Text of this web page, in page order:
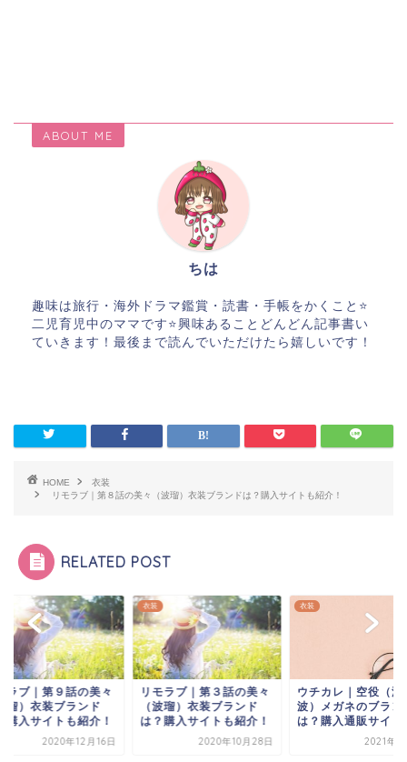
ABOUT ME
ちは
趣味は旅行・海外ドラマ鑑賞・読書・手帳をかくこと⭐️
二児育児中のママです⭐️興味あることどんどん記事書い
ていきます！最後まで読んでいただけたら嬉しいです！
HOME
衣装
リモラブ｜第８話の美々（波瑠）衣装ブランドは？購入サイトも紹介！
RELATED POST
ラブ｜第９話の美々
瑠）衣装ブランド
購入サイトも紹介！
2020年12月16日
衣装
リモラブ｜第３話の美々
（波瑠）衣装ブランド
は？購入サイトも紹介！
2020年10月28日
衣装
ウチカレ｜空役（浜
波）メガネのブラン
は？購入通販サイト
2021年1